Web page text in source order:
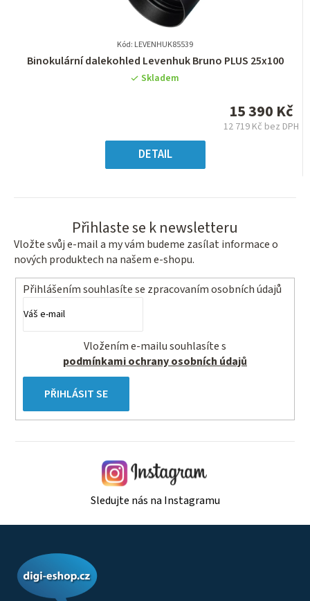
Kód: LEVENHUK85539
Průměrné
hodnocení
5
hvězdiček.
Binokulární dalekohled Levenhuk Bruno PLUS 25x100
Skladem
15 390 Kč
12 719 Kč bez DPH
DETAIL
Přihlaste se k newsletteru
Vložte svůj e-mail a my vám budeme zasílat informace o
nových produktech na našem e-shopu.
Přihlášením souhlasíte se zpracovaním osobních údajů
podmínkami ochrany osobních údajů
PŘIHLÁSIT SE
Sledujte nás na Instagramu